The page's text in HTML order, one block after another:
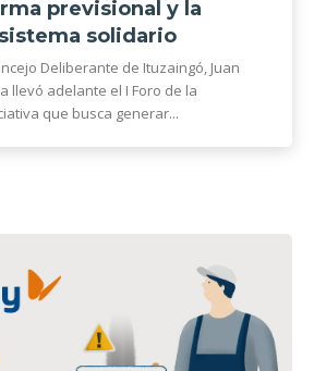
previsional y la
solidario
Deliberante de Ituzaingó, Juan
llevó adelante el I Foro de la
que busca generar...